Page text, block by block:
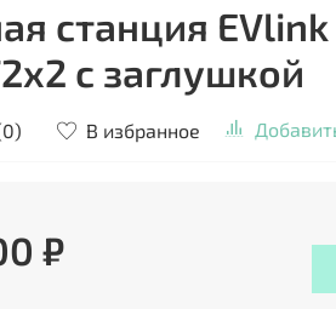
станция EVlink
с заглушкой
В избранное
₽